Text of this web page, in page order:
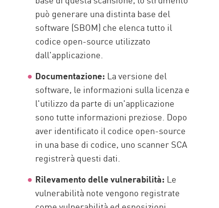
può generare una distinta base del
software (SBOM) che elenca tutto il
codice open-source utilizzato
dall'applicazione.
Documentazione: La versione del
software, le informazioni sulla licenza e
l'utilizzo da parte di un'applicazione
sono tutte informazioni preziose. Dopo
aver identificato il codice open-source
in una base di codice, uno scanner SCA
registrerà questi dati.
Rilevamento delle vulnerabilità: Le
vulnerabilità note vengono registrate